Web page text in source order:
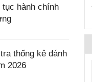
hành chính
thống kê đánh
2026